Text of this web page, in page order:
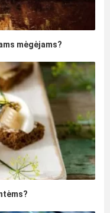
mėgėjams?